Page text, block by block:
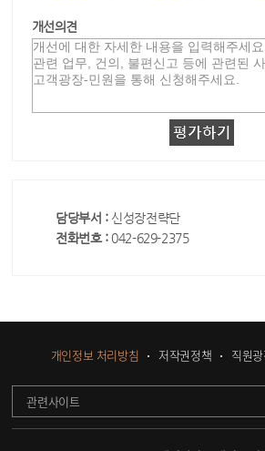
개선의견
담당부서 : 신성장전략단
전화번호 : 042-629-2375
개인정보 처리방침 저작권정책 직원
관련사이트